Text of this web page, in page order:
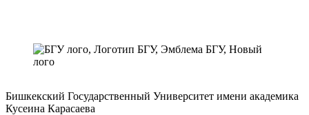
Бишкекский Государственный Университет имени академика
Кусеина Карасаева